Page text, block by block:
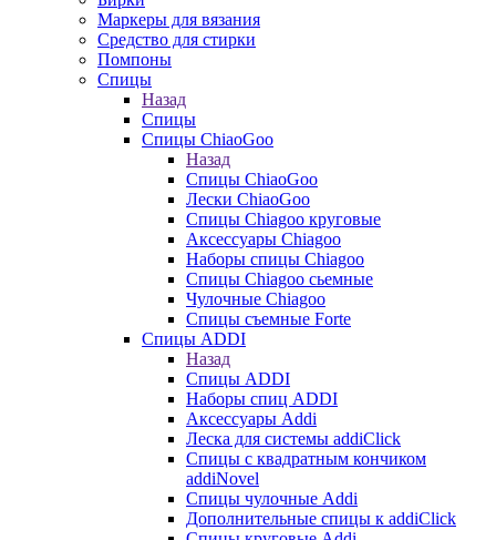
Маркеры для вязания
Средство для стирки
Помпоны
Спицы
Назад
Спицы
Спицы ChiaoGoo
Назад
Спицы ChiaoGoo
Лески ChiaoGoo
Cпицы Сhiagoo круговые
Аксессуары Chiagoo
Наборы спицы Chiagoo
Спицы Chiagoo сьемные
Чулочные Chiagoo
Спицы съемные Forte
Спицы ADDI
Назад
Спицы ADDI
Наборы спиц ADDI
Аксессуары Addi
Леска для системы addiClick
Спицы с квадратным кончиком
addiNovel
Спицы чулочные Addi
Дополнительные спицы к addiClick